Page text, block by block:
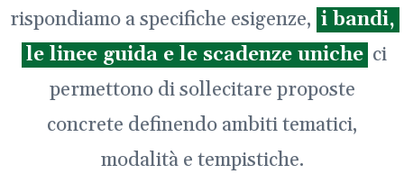
rispondiamo a specifiche esigenze, i bandi,
le linee guida e le scadenze uniche ci
permettono di sollecitare proposte
concrete definendo ambiti tematici,
modalità e tempistiche.